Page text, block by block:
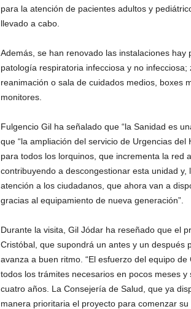
para la atención de pacientes adultos y
llevado a cabo.
Además, se han renovado las instalaciones
patología respiratoria infecciosa y no
reanimación o sala de cuidados medios, boxes
monitores.
Fulgencio Gil ha señalado que “la Sanidad es
que “la ampliación del servicio de Urgencias
para todos los lorquinos, que incrementa la red
contribuyendo a descongestionar esta unidad
atención a los ciudadanos, que ahora van a
gracias al equipamiento de nueva generación”.
Durante la visita, Gil Jódar ha reseñado que el
Cristóbal, que supondrá un antes y un después
avanza a buen ritmo. “El esfuerzo del equipo
todos los trámites necesarios en pocos meses
cuatro años. La Consejería de Salud, que ya
manera prioritaria el proyecto para comenzar